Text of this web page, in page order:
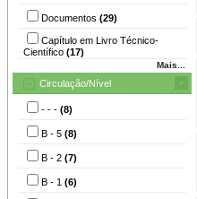
Documentos (29)
Capítulo em Livro Técnico-
Científico (17)
Mais...
Circulação/Nível
- - - (8)
B - 5 (8)
B - 2 (7)
B - 1 (6)